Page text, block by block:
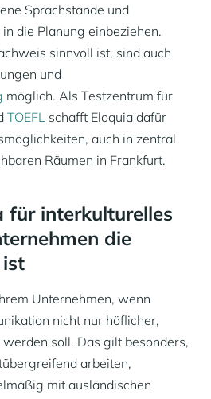
Sprachstände und
die Planung einbeziehen.
sinnvoll ist, sind auch
und
möglich. Als Testzentrum für
TOEFL schafft Eloquia dafür
auch in zentral
Räumen in Frankfurt.
für interkulturelles
die
Unternehmen, wenn
nicht nur höflicher,
soll. Das gilt besonders,
arbeiten,
mit ausländischen